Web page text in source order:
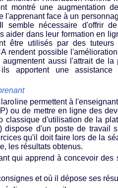
montré une augmentation
l'apprenant face à un
semble nécessaire d'offrir
aider dans leur formation en
être utilisés par des
rendent possible
aussi l'attrait de la
apportent une assistance
permettent à
ou de mettre en ligne des
classique d'utilisation de la
dispose d'un poste de travail
qu'il doit faire lors de la
les résultats obtenus.
qui apprend à concevoir des
et où il dépose ses